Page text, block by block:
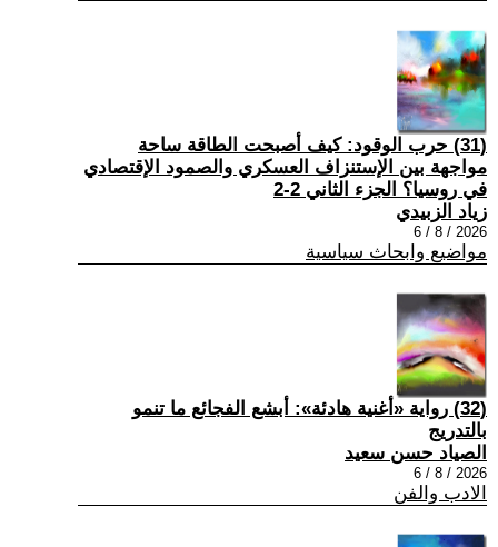
(31) حرب الوقود: كيف أصبحت الطاقة ساحة
مواجهة بين الإستنزاف العسكري والصمود الإقتصادي
في روسيا؟ الجزء الثاني 2-2
زياد الزبيدي
2026 / 8 / 6
مواضيع وابحاث سياسية
(32) رواية «أغنية هادئة»: أبشع الفجائع ما تنمو
بالتدريج
الصياد حسن سعيد
2026 / 8 / 6
الادب والفن